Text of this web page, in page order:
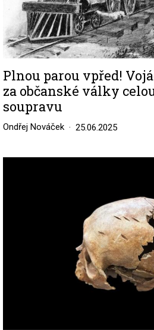
Plnou parou vpřed!
za občanské války
soupravu
Ondřej Nováček 25.06.2025